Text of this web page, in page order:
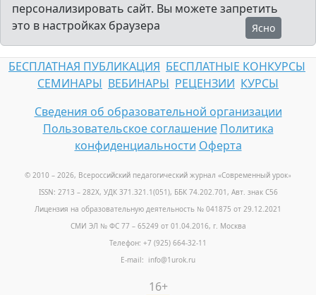
персонализировать сайт. Вы можете запретить
это в настройках браузера
Ясно
БЕСПЛАТНАЯ ПУБЛИКАЦИЯ БЕСПЛАТНЫЕ КОНКУРСЫ
СЕМИНАРЫ ВЕБИНАРЫ РЕЦЕНЗИИ КУРСЫ
Сведения об образовательной организации
Пользовательское соглашение Политика
конфиденциальности Оферта
© 2010 – 2026, Всероссийский педагогический журнал «Современный урок»
ISSN: 2713 – 282X, УДК 371.321.1(051), ББК 74.202.701, Авт. знак С56
Лицензия на образовательную деятельность № 041875 от 29.12.2021
СМИ ЭЛ № ФС 77 – 65249 от 01.04.2016, г. Москва
Телефон: +7 (925) 664-32-11
E-mail: info@1urok.ru
16+